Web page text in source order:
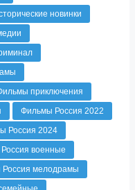
новинки
приключения
Фильмы Россия 2022
Россия 2024
военные
мелодрамы